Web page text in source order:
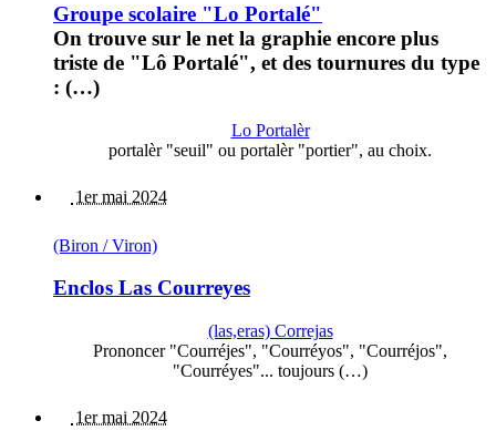
Groupe scolaire "Lo Portalé"
On trouve sur le net la graphie encore plus
triste de "Lô Portalé", et des tournures du type
: (…)
Lo Portalèr
portalèr "seuil" ou portalèr "portier", au choix.
1er mai 2024
(Biron / Viron)
Enclos Las Courreyes
(las,eras) Correjas
Prononcer "Courréjes", "Courréyos", "Courréjos",
"Courréyes"... toujours (…)
1er mai 2024